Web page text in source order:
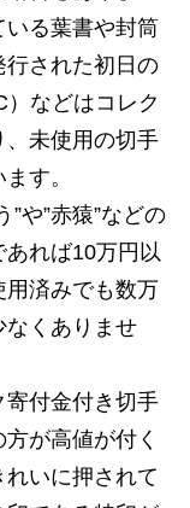
る葉書や封筒
行された初日の
などはコレク
、未使用の切手
す。
”や”赤猿”などの
れば10万円以
用済みでも数万
なくありませ
寄付金付き切手
が高値が付く
いに押されて